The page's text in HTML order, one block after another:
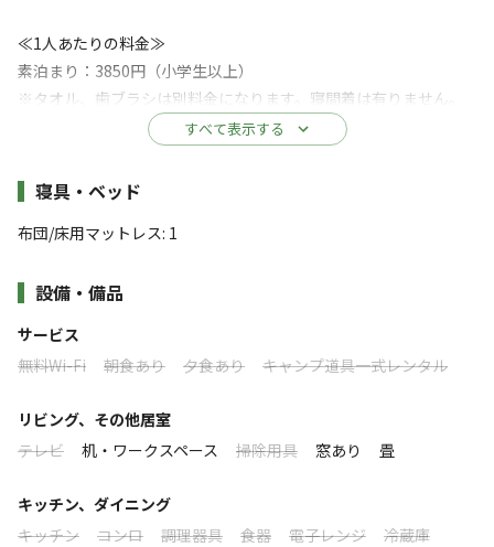
≪1人あたりの料金≫
素泊まり：3850円（小学生以上）
※タオル、歯ブラシは別料金になります。寝間着は有りません。
※小学生未満の方で布団の準備が必要なければ料金は発生しませ
ん。布団の準備が必要であれば2,200円頂いております。
≪設備≫
五右衛門風呂、共同炊飯室
※1棟のなかに8畳部屋、6畳部屋、10畳部屋と複数の部屋が有
泊可能な大部屋も有りますので団体様のご宿泊などでご検討の際
はご相談ください。
※共同炊飯室備品（数に限りがあります）
冷蔵庫、電子レンジ、トースター、カセットコンロ、洗濯機、調
ただけます。
すべて表示する
施設詳細
寝具・ベッド
布団/床用マットレス: 1
設備・備品
サービス
無料Wi-Fi
朝食あり 夕食あり キャンプ道具一式レンタル
リビング、その他居室
テレビ
机・ワークスペース 掃除用具 窓あり 畳
キッチン、ダイニング
キッチン
コンロ 調理器具 食器 電子レンジ 冷蔵庫
※詳しくは「キャンプ場情報」をご確認ください。
川遊びが楽しい！佐治町にある穴場キャンプ
場。リーズナブルな値段でキャンプしませんか？
美しい清流が流れる渓谷の中のキャンプ場。
夏は近くの山王滝でシャワークライミングや魚のつかみ取
います。ゲットした魚はそのまま塩焼きに！とれたての魚
は絶品です。同じ敷地内にある「たんぽり荘」は館内での
宿泊も可能。施設の脇に流れる清流「佐治川」のせせらぎ
プラネタリウムや日本最大級の天望鏡がある「さじアスト
近いので、夏休みの思い出作りにもぴったりの場所です。
このキャンプ場の特徴
ロケーション